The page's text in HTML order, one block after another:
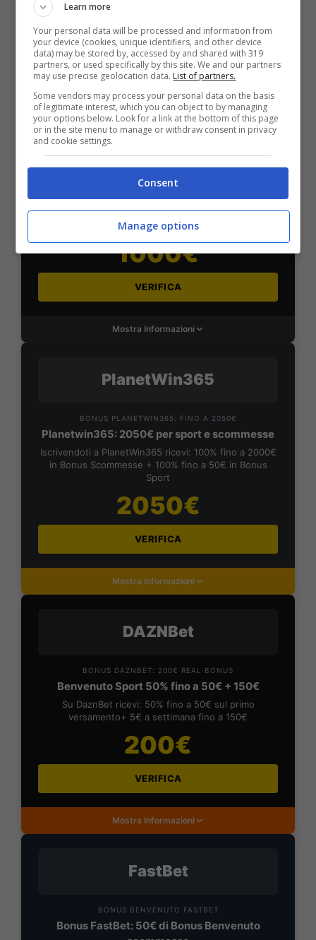
2050€
VERIFICA
Mostra Informazioni
SNAI
50% sul deposito fino a 50€
1000€
VERIFICA
Mostra Informazioni
PlanetWin365
BONUS PLANETWIN365: FINO A 2050€
Planetwin365: 2050€ per sport e scommesse
Iscrivendoti a PlanetWin365 ricevi: 100% fino a 2000€
in Bonus Scommesse + 100% fino a 50€ in Bonus
Sport
2050€
VERIFICA
Mostra Informazioni
DAZNBet
BONUS DAZNBET: 200€ REAL BONUS
Benvenuto Sport 50% fino a 50€ + 150€
Su DaznBet ricevi: 50% fino a 50€ sul primo
versamento+ 5€ a settimana fino a 150€
200€
VERIFICA
Mostra Informazioni
FastBet
BONUS BENVENUTO FASTBET
Bonus FastBet: 50€ di Bonus Benvenuto
Learn more
Your personal data will be processed and information from
your device (cookies, unique identifiers, and other device
data) may be stored by, accessed by and shared with 319
partners, or used specifically by this site. We and our partners
may use precise geolocation data. List of partners.
Some vendors may process your personal data on the basis
of legitimate interest, which you can object to by managing
your options below. Look for a link at the bottom of this page
or in the site menu to manage or withdraw consent in privacy
and cookie settings.
Consent
Manage options